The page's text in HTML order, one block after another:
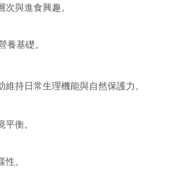
與進食興趣。
基礎。
持日常生理機能與自然保護力。
衡。
。